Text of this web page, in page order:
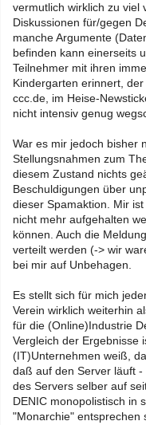
vermutlich wirklich zu viel
Diskussionen für/gegen
manche Argumente
befinden kann einerseits
Teilnehmer mit ihren
Kindergarten erinnert,
ccc.de, im Heise-
nicht intensiv genug
War es mir jedoch bisher
Stellungsnahmen zum
diesem Zustand nichts
Beschuldigungen über
dieser Spamaktion. Mir
nicht mehr aufgehalten
können. Auch die
verteilt werden (-> wir
bei mir auf Unbehagen.
Es stellt sich für mich
Verein wirklich weiterhin
für die (Online)Industrie
Vergleich der Ergebnisse
(IT)Unternehmen weiß,
daß auf den Server läuft
des Servers selber auf
DENIC monopolistisch in
"Monarchie" entsprechen